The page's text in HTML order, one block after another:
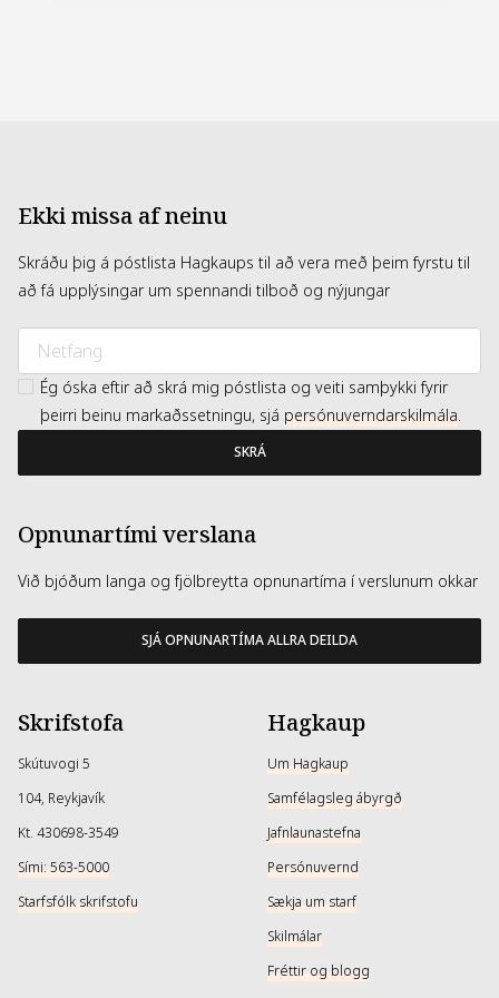
Ekki missa af neinu
Skráðu þig á póstlista Hagkaups til að vera með þeim fyrstu til
að fá upplýsingar um spennandi tilboð og nýjungar
Ég óska eftir að skrá mig póstlista og veiti samþykki fyrir
þeirri beinu markaðssetningu, sjá persónuverndarskilmála.
SKRÁ
Opnunartími verslana
Við bjóðum langa og fjölbreytta opnunartíma í verslunum okkar
SJÁ OPNUNARTÍMA ALLRA DEILDA
Skrifstofa
Skútuvogi 5
104, Reykjavík
Kt. 430698-3549
Sími: 563-5000
Starfsfólk skrifstofu
Hagkaup
Um Hagkaup
Samfélagsleg ábyrgð
Jafnlaunastefna
Persónuvernd
Sækja um starf
Skilmálar
Fréttir og blogg